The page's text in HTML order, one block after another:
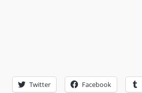
Twitter Facebook